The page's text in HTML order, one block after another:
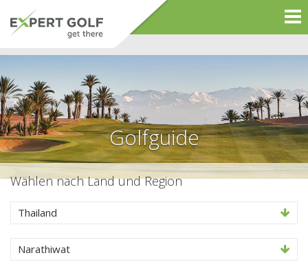
Golfguide
Wählen nach Land und Region
Thailand
Narathiwat